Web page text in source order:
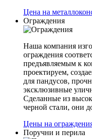
Цена на
Ограждения
Наша компания
ограждения
предъявляемым к
проектируем,
для пандусов,
эксклюзивные
Сделанные из
черной стали, они
Цены на
Поручни и перила